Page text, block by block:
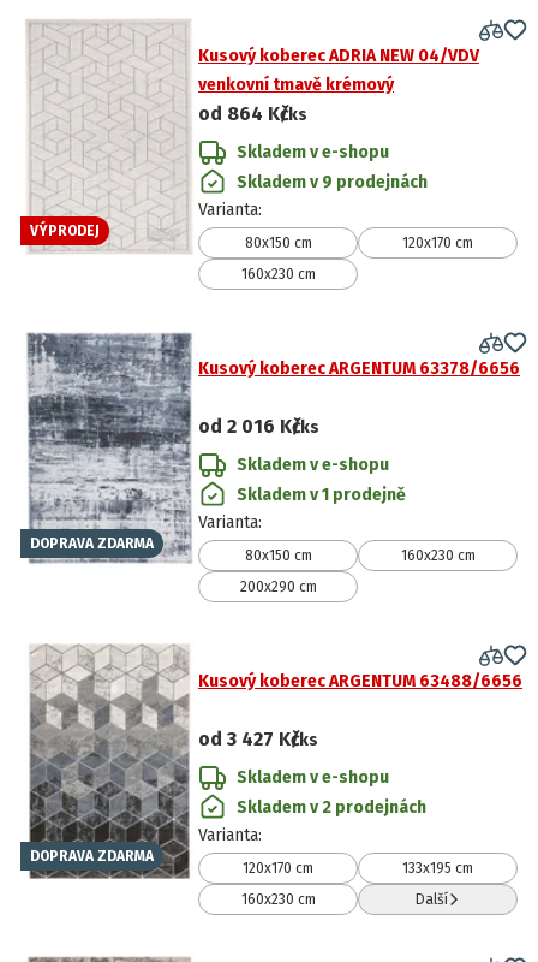
VÝPRODEJ
Kusový koberec ADRIA NEW 04/VDV
venkovní tmavě krémový
od 864 Kč/ks
Skladem v e-shopu
Skladem v 9 prodejnách
Varianta:
80x150 cm
120x170 cm
160x230 cm
DOPRAVA ZDARMA
Kusový koberec ARGENTUM 63378/6656
od 2 016 Kč/ks
Skladem v e-shopu
Skladem v 1 prodejně
Varianta:
80x150 cm
160x230 cm
200x290 cm
DOPRAVA ZDARMA
Kusový koberec ARGENTUM 63488/6656
od 3 427 Kč/ks
Skladem v e-shopu
Skladem v 2 prodejnách
Varianta:
120x170 cm
133x195 cm
160x230 cm
Další